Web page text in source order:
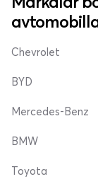
Chevrolet
BYD
Mercedes-Benz
BMW
Toyota